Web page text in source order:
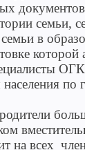
семьи,
в
по
на всех